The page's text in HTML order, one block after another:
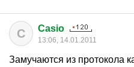
C Casio
13:06, 14.01.2011
Замучаются из протокола